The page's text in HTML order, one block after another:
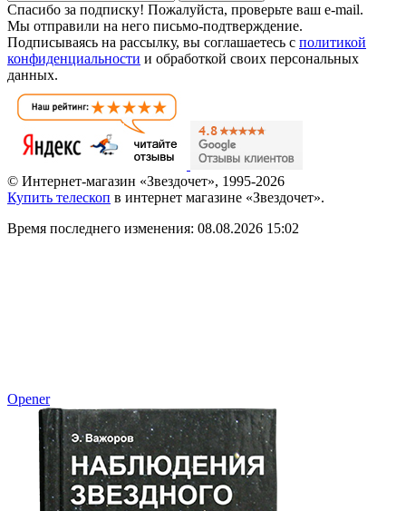
Спасибо за подписку! Пожалуйста, проверьте ваш e-mail.
Мы отправили на него письмо-подтверждение.
Подписываясь на рассылку, вы соглашаетесь с политикой
конфиденциальности и обработкой своих персональных
данных.
© Интернет-магазин «Звездочет», 1995-2026
Купить телескоп в интернет магазине «Звездочет».
Время последнего изменения: 08.08.2026 15:02
Opener